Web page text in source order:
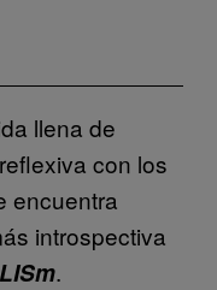
llena de
con los
encuentra
introspectiva
LISm.